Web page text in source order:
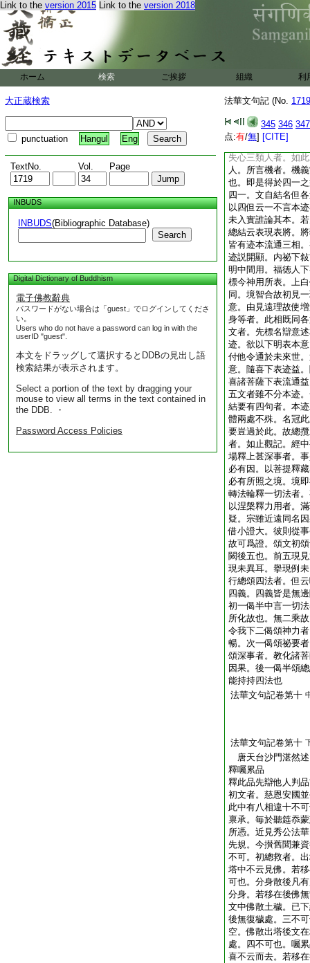
Link to the version 2015 Link to the version 2018
ホーム 検索 ご挨拶 組織 利
大正蔵検索
punctuation Hangul Eng
TextNo. Vol. Page
INBUDS
INBUDS(Bibliographic Database)
Search
Digital Dictionary of Buddhism
電子佛教辭典
パスワードがない場合は「guest」でログインしてくださ
い。
Users who do not have a password can log in with the
userID "guest".
本文をドラッグして選択するとDDBの見出し語
検索結果が表示されます。
Select a portion of the text by dragging your
mouse to view all terms in the text contained in
the DDB. ・
Password Access Policies
法華文句記 (No.
345 346 347
点:有/無] [CITE]
於内即體宗也。力
本迹口輪力用已竟
用。令衆流通本迹
字下別明來意。自
衆八部也。故一切
十神力者。前五正
表未來不已。又前
迹。次四即是現在
家之境故云智境。
一。第四表二門入
門破惑。即是行一
失心三類人者。如
人。所言機者。機
也。即是得於四一
四一。文自結名但
以四但云一不言本
未入實誰論其本。
總結云表現表將。
皆有迹本流通三相
迹説開顯。内祕下
明中間用。福徳人
標今神用所表。上
同。境智合故初見
意。由見遠理故使
身等者。此相既同
文者。先標名辯意
迹。欲以下明表本
付他令通於未來世
意。隨喜下表迹益
喜諸菩薩下表流通
五文者雖不分本迹
結要有四句者。本
體兩處不殊。名冠
要豈過於此。故總
者。如止觀記。經
場釋上甚深事者。
必有因。以菩提釋
必有所照之境。境
轉法輪釋一切法者
以涅槃釋力用者。
疑。宗雖近遠同名
借小證大。彼則從
故可爲證。頌文初
闕後五也。前五現
現未異耳。擧現例
行總頌四法者。但
四義。四義皆是無
初一偈半中言一切
所化故也。無二乘
令我下二偈頌神力
暢。次一偈頌祕要
頌深事者。教化諸
因果。後一偈半頌
能持持四法也
法華文句記卷第十
法華文句記卷第十
唐天台沙門湛然
釋囑累品
釋此品先辯他人判
初文者。慈恩安國
此中有八相違十不
禀承。毎於聽筵忝
所憑。近見秀公法
先規。今攅舊聞兼
不可。初總救者。
塔中不云見佛。若
可也。分身散後凡
分身。若移在後佛
文中佛散土穢。已
後無復穢處。三不
空。佛散出塔後文
處。四不可也。囑
喜不云而去。若移